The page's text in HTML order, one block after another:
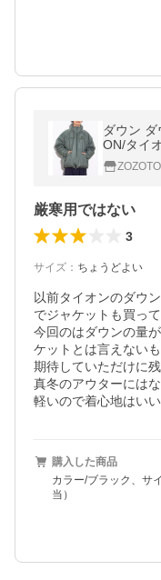
ダウン
ON/タイ
VEL7
厳寒用ではない
3
サイズ ： ちょうどよい
以前タイオンのダウ
でジャケットも買って
今回のはダウンの量
ケットとは言えないも
期待していただけに残
真冬のアウターには
軽いので着心地はいい
購入した商品
カラー/ブラック、サ
当）